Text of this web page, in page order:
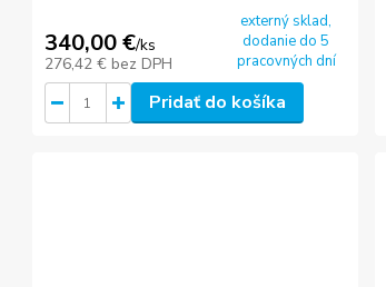
340,00 €/ks
276,42 € bez DPH
externý sklad,
dodanie do 5
pracovných dní
Pridať do košíka